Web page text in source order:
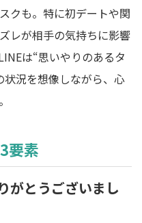
クも。特に初デートや関
レが相手の気持ちに影響
は“思いやりのあるタ
況を想像しながら、心
要素
がとうございまし